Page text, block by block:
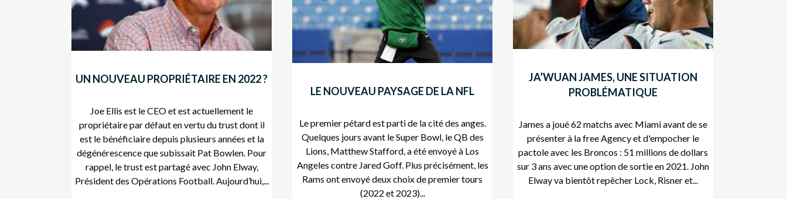
UN NOUVEAU PROPRIÉTAIRE EN 2022 ?
Joe Ellis est le CEO et est actuellement le
propriétaire par défaut en vertu du trust dont il
est le bénéficiaire depuis plusieurs années et la
dégénérescence que subissait Pat Bowlen. Pour
rappel, le trust est partagé avec John Elway,
Président des Opérations Football. Aujourd’hui,...
JA’WUAN JAMES, UNE SITUATION
PROBLÉMATIQUE
James a joué 62 matchs avec Miami avant de se
présenter à la free Agency et d'empocher le
pactole avec les Broncos : 51 millions de dollars
sur 3 ans avec une option de sortie en 2021. John
Elway va bientôt repêcher Lock, Risner et...
LE NOUVEAU PAYSAGE DE LA NFL
Le premier pétard est parti de la cité des anges.
Quelques jours avant le Super Bowl, le QB des
Lions, Matthew Stafford, a été envoyé à Los
Angeles contre Jared Goff. Plus précisément, les
Rams ont envoyé deux choix de premier tours
(2022 et 2023)...